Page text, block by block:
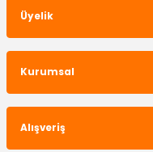
Üyelik
Kurumsal
Alışveriş